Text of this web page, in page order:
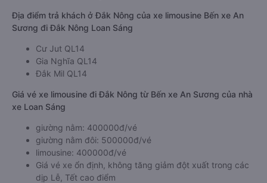
Địa điểm trả khách ở Đắk Nông của xe limousine Bến xe An
Sương đi Đắk Nông Loan Sáng
Cư Jut QL14
Gia Nghĩa QL14
Đắk Mil QL14
Giá vé xe limousine đi Đắk Nông từ Bến xe An Sương của nhà
xe Loan Sáng
giường nằm: 400000đ/vé
giường nằm đôi: 500000đ/vé
limousine: 400000đ/vé
Giá vé xe ổn định, không tăng giảm đột xuất trong các
dịp Lễ, Tết cao điểm